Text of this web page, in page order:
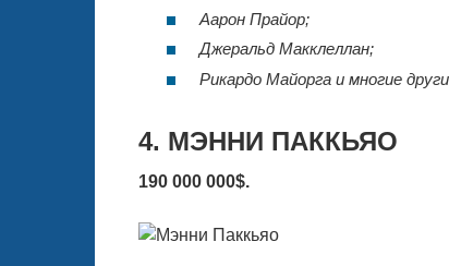
Аарон Прайор;
Джеральд Макклеллан;
Рикардо Майорга и многие
4. МЭННИ ПАККЬЯО
190 000 000$.